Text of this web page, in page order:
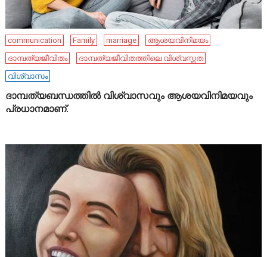
communication Family marriage
ആശയവിനിമയം
ദാമ്പത്യജീവിതം
ദാമ്പത്യജീവിതത്തിലെ വിശ്വസ്തത
വിശ്വാസം
ദാമ്പത്യബന്ധത്തിൽ വിശ്വാസവും ആശയവിനിമയവും
പ്രധാനമാണ്.